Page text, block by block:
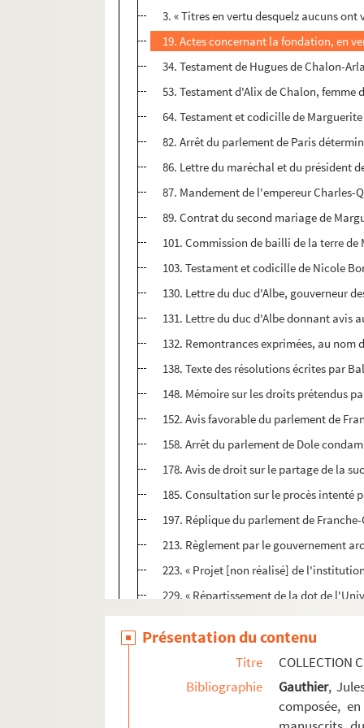
3. « Titres en vertu desquelz aucuns
19. Actes concernant la fondation, en
34. Testament de Hugues de Chalon-
53. Testament d'Alix de Chalon, femme
64. Testament et codicille de
82. Arrêt du parlement de Paris
86. Lettre du maréchal et du président
87. Mandement de l'empereur
89. Contrat du second mariage de
101. Commission de bailli de la terre
103. Testament et codicille de Nicole
130. Lettre du duc d'Albe, gouverneur
131. Lettre du duc d'Albe donnant avis
132. Remontrances exprimées, au
138. Texte des résolutions écrites par
148. Mémoire sur les droits prétendus
152. Avis favorable du parlement de
158. Arrêt du parlement de Dole
178. Avis de droit sur le partage de la
185. Consultation sur le procès intenté
197. Réplique du parlement de
213. Règlement par le gouvernement
223. « Projet [non réalisé] de
229. « Répartissement de la dot de
233. Délégation donnée par le
253. Acte des prétentions du marquis
255. Commission et instructions
261. Lettre de l'infante Isabelle au
262. Remontrance au gouvernement
Présentation du contenu
Titre
COLLECTION
Bibliographie
Gauthier,
composée,